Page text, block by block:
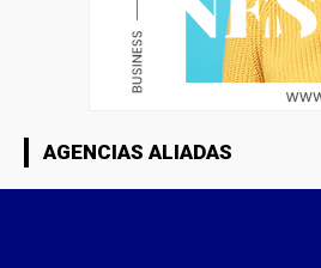
AGENCIAS ALIADAS